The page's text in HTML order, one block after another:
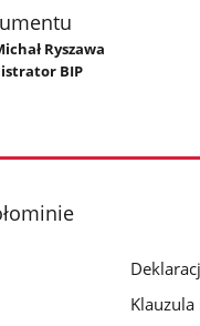
Ryszawa
BIP